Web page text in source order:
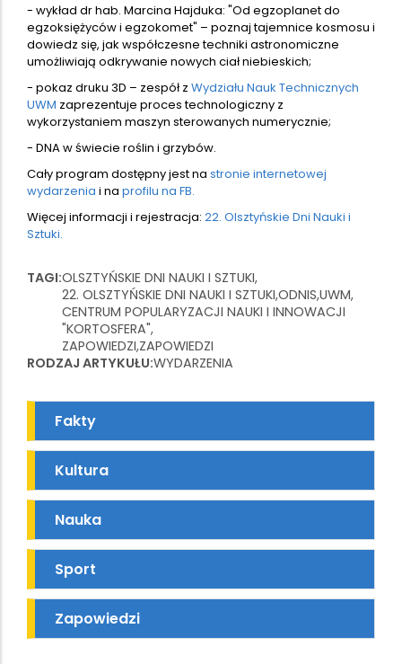
- wykład dr hab. Marcina Hajduka: "Od egzoplanet do
egzoksiężyców i egzokomet" – poznaj tajemnice kosmosu i
dowiedz się, jak współczesne techniki astronomiczne
umożliwiają odkrywanie nowych ciał niebieskich;
- pokaz druku 3D – zespół z Wydziału Nauk Technicznych
UWM zaprezentuje proces technologiczny z
wykorzystaniem maszyn sterowanych numerycznie;
- DNA w świecie roślin i grzybów.
Cały program dostępny jest na stronie internetowej
wydarzenia i na profilu na FB.
Więcej informacji i rejestracja: 22. Olsztyńskie Dni Nauki i
Sztuki.
TAGI OLSZTYŃSKIE DNI NAUKI I SZTUKI
22. OLSZTYŃSKIE DNI NAUKI I SZTUKI ODNIS UWM
CENTRUM POPULARYZACJI NAUKI I INNOWACJI
"KORTOSFERA"
ZAPOWIEDZI ZAPOWIEDZI
RODZAJ ARTYKUŁU WYDARZENIA
Fakty
Kultura
Nauka
Sport
Zapowiedzi